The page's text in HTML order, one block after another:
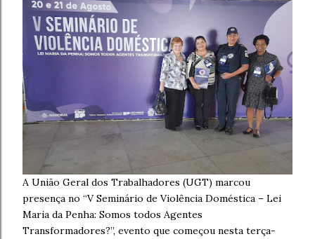
A União Geral dos Trabalhadores (UGT) marcou
presença no “V Seminário de Violência Doméstica – Lei
Maria da Penha: Somos todos Agentes
Transformadores?”, evento que começou nesta terça-